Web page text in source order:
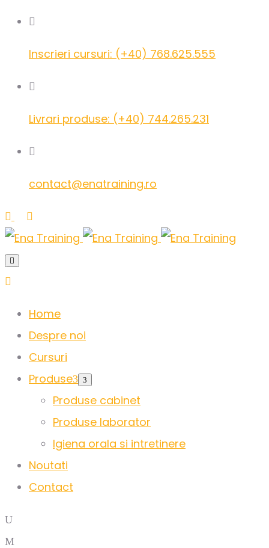
Inscrieri cursuri: (+40) 768.625.555
Livrari produse: (+40) 744.265.231
contact@enatraining.ro
Home
Despre noi
Cursuri
Produse
Produse cabinet
Produse laborator
Igiena orala si intretinere
Noutati
Contact